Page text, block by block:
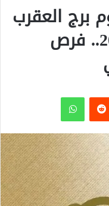
برج العقرب
الأحد 21 ديسمبر 2025.. فرص
واتساب